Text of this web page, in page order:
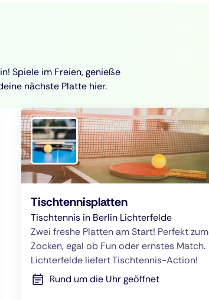
Spiele im Freien, genieße
nächste Platte hier.
Tischtennisplatten
Tischtennis in Berlin Lichterfelde
Zwei freshe Platten am Start! Perfekt zum
Zocken, egal ob Fun oder ernstes Match.
Lichterfelde liefert Tischtennis-Action!
Rund um die Uhr geöffnet